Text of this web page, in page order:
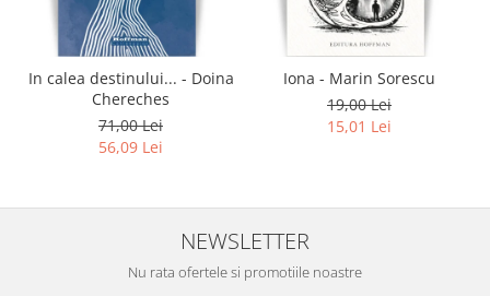
In calea destinului... - Doina
Chereches
71,00 Lei
56,09 Lei
Iona - Marin Sorescu
19,00 Lei
15,01 Lei
NEWSLETTER
Nu rata ofertele si promotiile noastre